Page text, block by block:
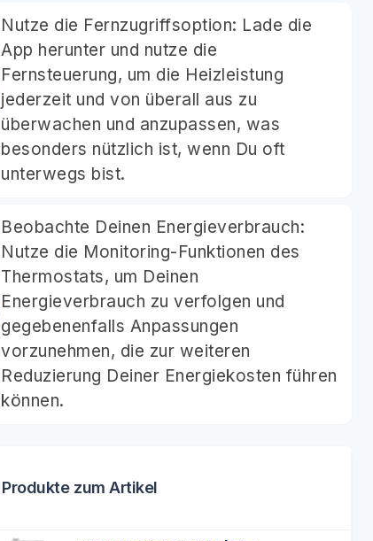
Nutze die Fernzugriffsoption: Lade die
App herunter und nutze die
Fernsteuerung, um die Heizleistung
jederzeit und von überall aus zu
überwachen und anzupassen, was
besonders nützlich ist, wenn Du oft
unterwegs bist.
Beobachte Deinen Energieverbrauch:
Nutze die Monitoring-Funktionen des
Thermostats, um Deinen
Energieverbrauch zu verfolgen und
gegebenenfalls Anpassungen
vorzunehmen, die zur weiteren
Reduzierung Deiner Energiekosten führen
können.
Produkte zum Artikel